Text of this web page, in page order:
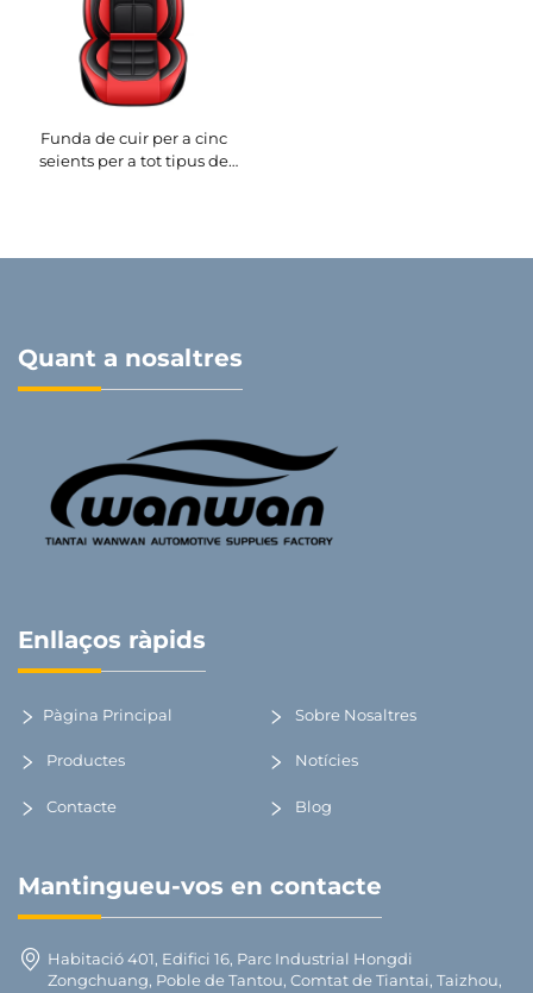
Funda de cuir per a cinc
seients per a tot tipus de
Quant a nosaltres
Enllaços ràpids
Pàgina Principal Sobre Nosaltres
Productes Notícies
Contacte Blog
Mantingueu-vos en contacte
Habitació 401, Edifici 16, Parc Industrial Hongdi
Zongchuang, Poble de Tantou, Comtat de Tiantai, Taizhou,